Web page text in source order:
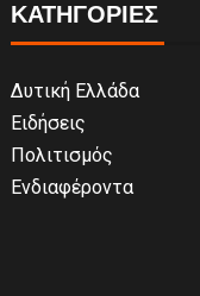
ΚΑΤΗΓΟΡΙΕΣ
Δυτική Ελλάδα
Ειδήσεις
Πολιτισμός
Ενδιαφέροντα